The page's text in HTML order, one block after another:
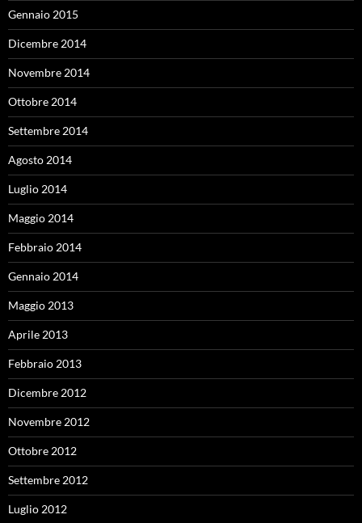
Gennaio 2015
Dicembre 2014
Novembre 2014
Ottobre 2014
Settembre 2014
Agosto 2014
Luglio 2014
Maggio 2014
Febbraio 2014
Gennaio 2014
Maggio 2013
Aprile 2013
Febbraio 2013
Dicembre 2012
Novembre 2012
Ottobre 2012
Settembre 2012
Luglio 2012